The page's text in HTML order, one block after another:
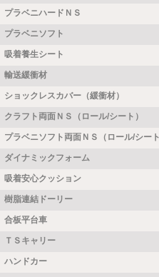
プラベニハードＮＳ
プラベニソフト
吸着養生シート
輸送緩衝材
ショックレスカバー（緩衝材）
クラフト両面ＮＳ（ロール/シート）
プラベニソフト両面ＮＳ（ロール/シート
ダイナミックフォーム
吸着安心クッション
樹脂連結ドーリー
合板平台車
ＴＳキャリー
ハンドカー